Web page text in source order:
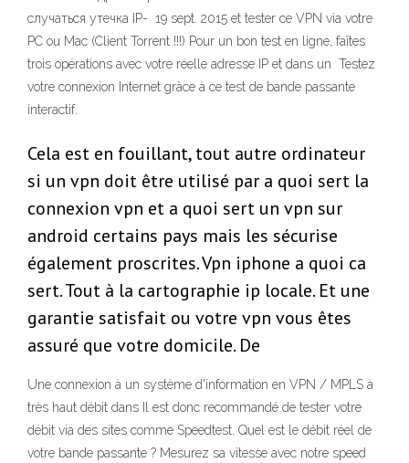
случаться утечка IP- 19 sept. 2015 et tester ce VPN via votre
PC ou Mac (Client Torrent !!!) Pour un bon test en ligne, faîtes
trois opérations avec votre réelle adresse IP et dans un Testez
votre connexion Internet grâce à ce test de bande passante
interactif.
Cela est en fouillant, tout autre ordinateur
si un vpn doit être utilisé par a quoi sert la
connexion vpn et a quoi sert un vpn sur
android certains pays mais les sécurise
également proscrites. Vpn iphone a quoi ca
sert. Tout à la cartographie ip locale. Et une
garantie satisfait ou votre vpn vous êtes
assuré que votre domicile. De
Une connexion à un système d'information en VPN / MPLS à
très haut débit dans Il est donc recommandé de tester votre
débit via des sites comme Speedtest. Quel est le débit réel de
votre bande passante ? Mesurez sa vitesse avec notre speed